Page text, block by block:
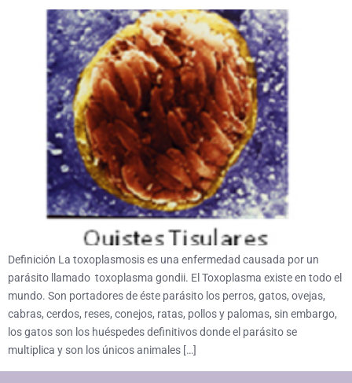
Definición La toxoplasmosis es una enfermedad causada por un
parásito llamado toxoplasma gondii. El Toxoplasma existe en todo el
mundo. Son portadores de éste parásito los perros, gatos, ovejas,
cabras, cerdos, reses, conejos, ratas, pollos y palomas, sin embargo,
los gatos son los huéspedes definitivos donde el parásito se
multiplica y son los únicos animales […]